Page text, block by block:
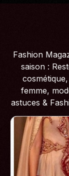
Fashion
saison :
femme,
astuces &